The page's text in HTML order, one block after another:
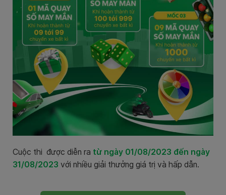
Cuộc thi được diễn ra từ ngày 01/08/2023 đến ngày
31/08/2023 với nhiều giải thưởng giá trị và hấp dẫn.